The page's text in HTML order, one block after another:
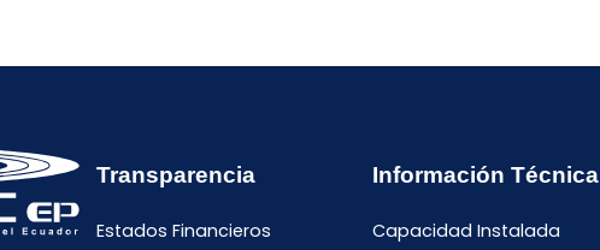
Transparencia
Estados Financieros
Información Técnica
Capacidad Instalada